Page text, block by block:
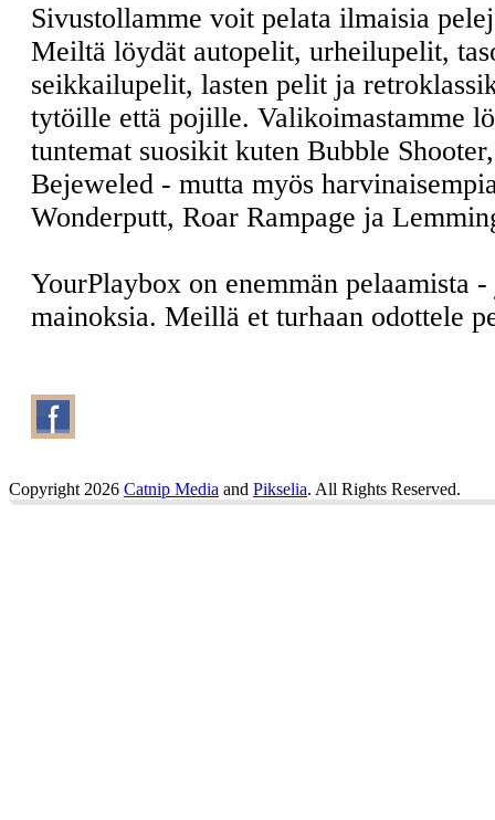
Sivustollamme voit pelata ilmaisia
Meiltä löydät autopelit, urheilupelit,
seikkailupelit, lasten pelit ja
tytöille että pojille. Valikoimastamme
tuntemat suosikit kuten Bubble
Bejeweled - mutta myös
Wonderputt, Roar Rampage ja
YourPlaybox on enemmän pelaamista
mainoksia. Meillä et turhaan odottele
Copyright 2026 Catnip Media and Pikselia. All Rights Reserved.